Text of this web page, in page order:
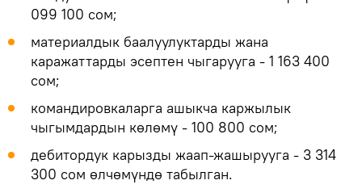
099 100 сом;
материалдык баалуулуктарды жана
каражаттарды эсептен чыгарууга - 1 163 400
сом;
командировкаларга ашыкча каржылык
чыгымдардын көлөмү - 100 800 сом;
дебитордук карызды жаап-жашырууга - 3 314
300 сом өлчөмүндө табылган.